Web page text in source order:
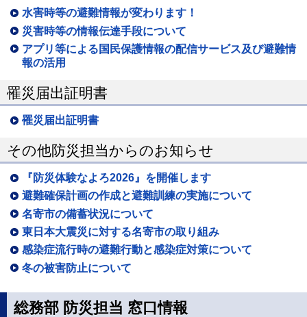
水害時等の避難情報が変わります！
災害時等の情報伝達手段について
アプリ等による国民保護情報の配信サービス及び避難情
報の活用
罹災届出証明書
罹災届出証明書
その他防災担当からのお知らせ
『防災体験なよろ2026』を開催します
避難確保計画の作成と避難訓練の実施について
名寄市の備蓄状況について
東日本大震災に対する名寄市の取り組み
感染症流行時の避難行動と感染症対策について
冬の被害防止について
総務部 防災担当 窓口情報